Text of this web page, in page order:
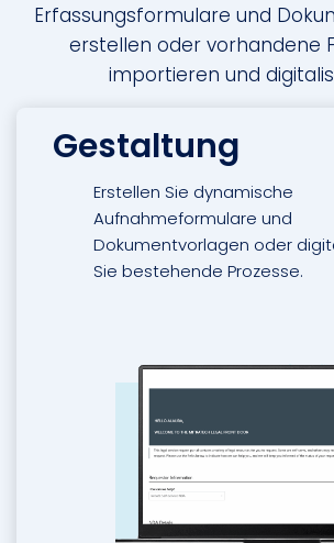
Erfassungsformulare und
erstellen oder vorhandene
importieren und
Gestaltung
Erstellen Sie dynamische
Aufnahmeformulare und
Dokumentvorlagen oder
Sie bestehende Prozesse.